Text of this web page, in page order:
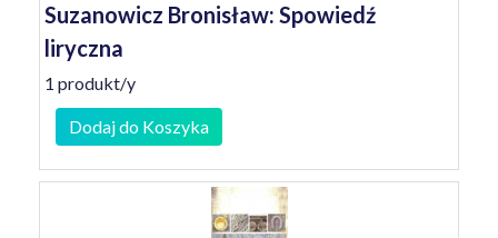
Suzanowicz Bronisław: Spowiedź
liryczna
1 produkt/y
Dodaj do Koszyka